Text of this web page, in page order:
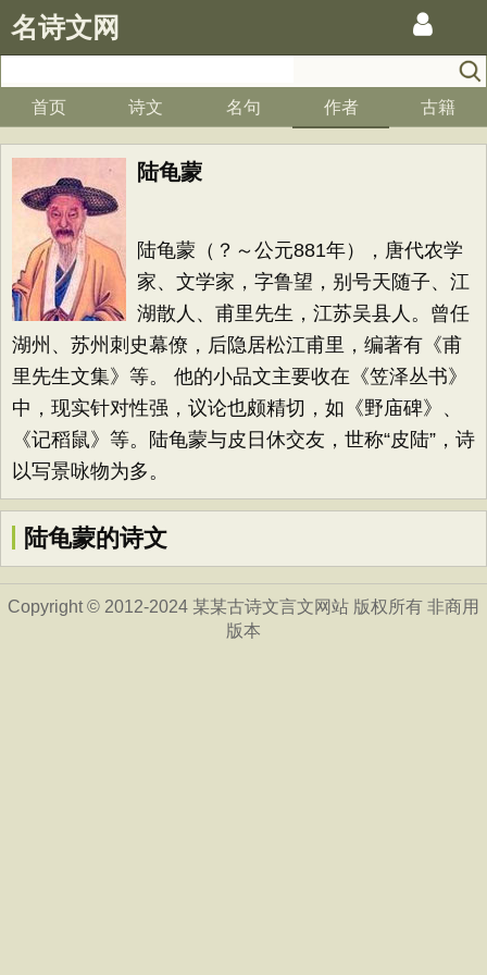
名诗文网
首页 诗文 名句 作者 古籍
陆龟蒙
陆龟蒙（？～公元881年），唐代农学
家、文学家，字鲁望，别号天随子、江
湖散人、甫里先生，江苏吴县人。曾任
湖州、苏州刺史幕僚，后隐居松江甫里，编著有《甫
里先生文集》等。 他的小品文主要收在《笠泽丛书》
中，现实针对性强，议论也颇精切，如《野庙碑》、
《记稻鼠》等。陆龟蒙与皮日休交友，世称“皮陆”，诗
以写景咏物为多。
陆龟蒙的诗文
Copyright © 2012-2024 某某古诗文言文网站 版权所有 非商用
版本